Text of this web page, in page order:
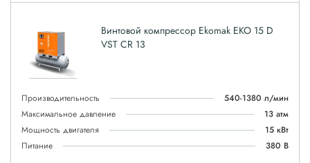
Винтовой компрессор Ekomak EKO 15 D
VST CR 13
Производительность
540-1380 л/мин
Максимальное давление
13 атм
Мощность двигателя
15 кВт
Питание
380 В